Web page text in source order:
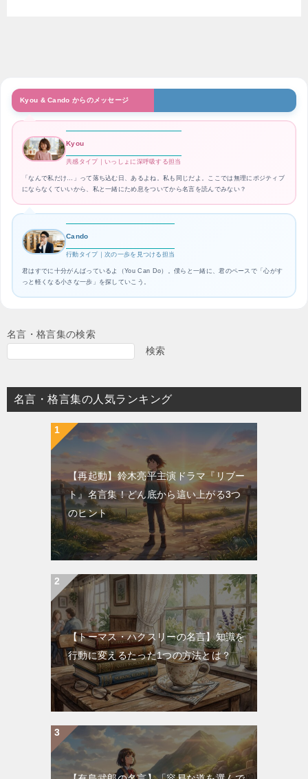
Kyou & Cando からのメッセージ
Kyou
共感タイプ｜いっしょに深呼吸する担当
「なんで私だけ…」って落ち込む日、あるよね。私も同じだよ。ここでは無理にポジティブ
にならなくていいから、私と一緒にため息をついてから名言を読んでみない？
Cando
行動タイプ｜次の一歩を見つける担当
君はすでに十分がんばっているよ（You Can Do）。僕らと一緒に、君のペースで「心がす
っと軽くなる小さな一歩」を探していこう。
名言・格言集の検索
検索
名言・格言集の人気ランキング
【再起動】鈴木亮平主演ドラマ『リブー
ト』名言集！どん底から這い上がる3つ
のヒント
【トーマス・ハクスリーの名言】知識を
行動に変えるたった1つの方法とは？